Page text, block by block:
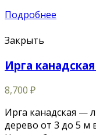
Подробнее
Закрыть
Ирга
8,700 ₽
Ирга канадская —
дерево от 3 до 5 м